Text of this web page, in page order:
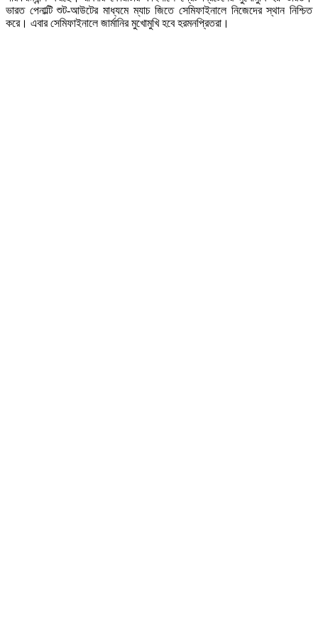
ভারত পেনাল্টি শুট-আউটের মাধ্যমে ম্যাচ জিতে সেমিফাইনালে নিজেদের স্থান নিশ্চিত
করে। এবার সেমিফাইনালে জার্মানির মুখোমুখি হবে হরমনপ্রিতরা।